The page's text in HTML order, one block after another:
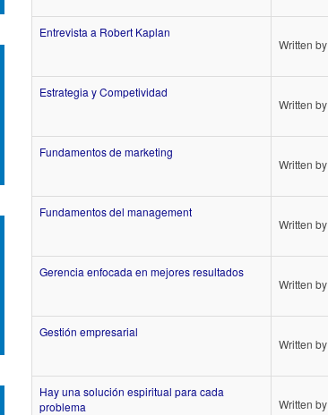
Entrevista a Robert Kaplan
Written by
Estrategia y Competividad
Written by
Fundamentos de marketing
Written by
Fundamentos del management
Written by
Gerencia enfocada en mejores resultados
Written by
Gestión empresarial
Written by
Hay una solución espiritual para cada
problema
Written by